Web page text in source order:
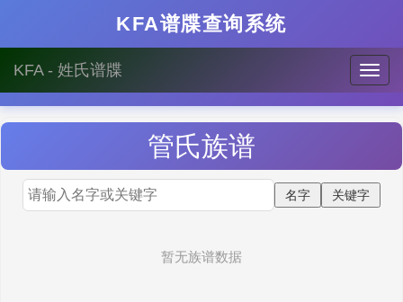
KFA谱牒查询系统
KFA - 姓氏谱牒
管氏族谱
暂无族谱数据